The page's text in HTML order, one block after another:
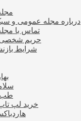
درباره مجله عمومی و
تماس با
حریم شخصی
شرایط
طب
خرید لپ